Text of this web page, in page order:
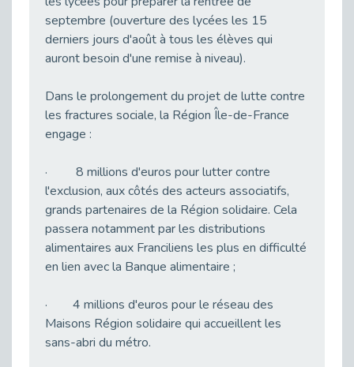
Publié le 06/02/2026
Succès pour nos webinaires Fonction publique et handicap
Publié le 06/02/2026
Publié le 05/02/2026
Immersion Facilitée -Comment utiliser la plateforme ?
Publié le 05/02/2026
Publié le 04/02/2026
Bientôt le séminaire national des équipes Cap emploi !
Publié le 03/02/2026
On est passé du bureau au stade pour favoriser les recrutements
Publié le 02/02/2026
Publié le 28/01/2026
Publié le 28/01/2026
septembre (ouverture des lycées les 15
derniers jours d'août à tous les élèves qui
auront besoin d'une remise à niveau).
Dans le prolongement du projet de lutte contre
les fractures sociale, la Région Île-de-France
engage :
· 8 millions d'euros pour lutter contre
l'exclusion, aux côtés des acteurs associatifs,
grands partenaires de la Région solidaire. Cela
passera notamment par les distributions
alimentaires aux Franciliens les plus en difficulté
en lien avec la Banque alimentaire ;
· 4 millions d'euros pour le réseau des
Maisons Région solidaire qui accueillent les
sans-abri du métro.